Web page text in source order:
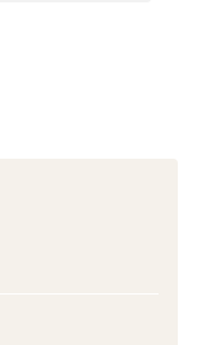
深い意味が込めら